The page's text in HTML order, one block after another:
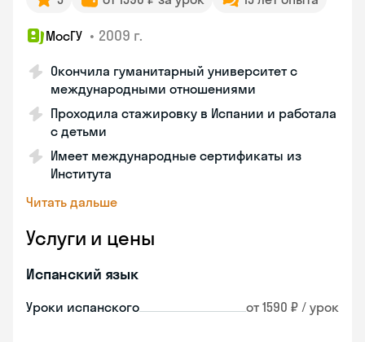
МосГУ • 2009 г.
Окончила гуманитарный университет с
международными отношениями
Проходила стажировку в Испании и работала
с детьми
Имеет международные сертификаты из
Института
Читать дальше
Услуги и цены
Испанский язык
Уроки испанского от 1590 ₽ / урок